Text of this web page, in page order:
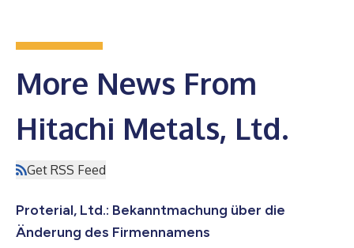
More News From
Hitachi Metals, Ltd.
Get RSS Feed
Proterial, Ltd.: Bekanntmachung über die
Änderung des Firmennamens